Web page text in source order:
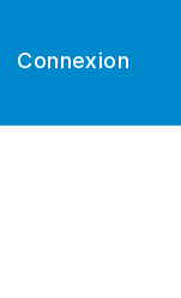
Connexion